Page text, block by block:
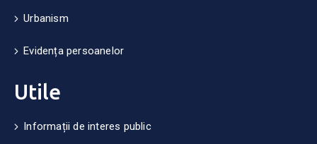
Urbanism
Evidența persoanelor
Utile
Informații de interes public